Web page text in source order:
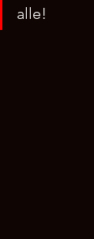
alle!